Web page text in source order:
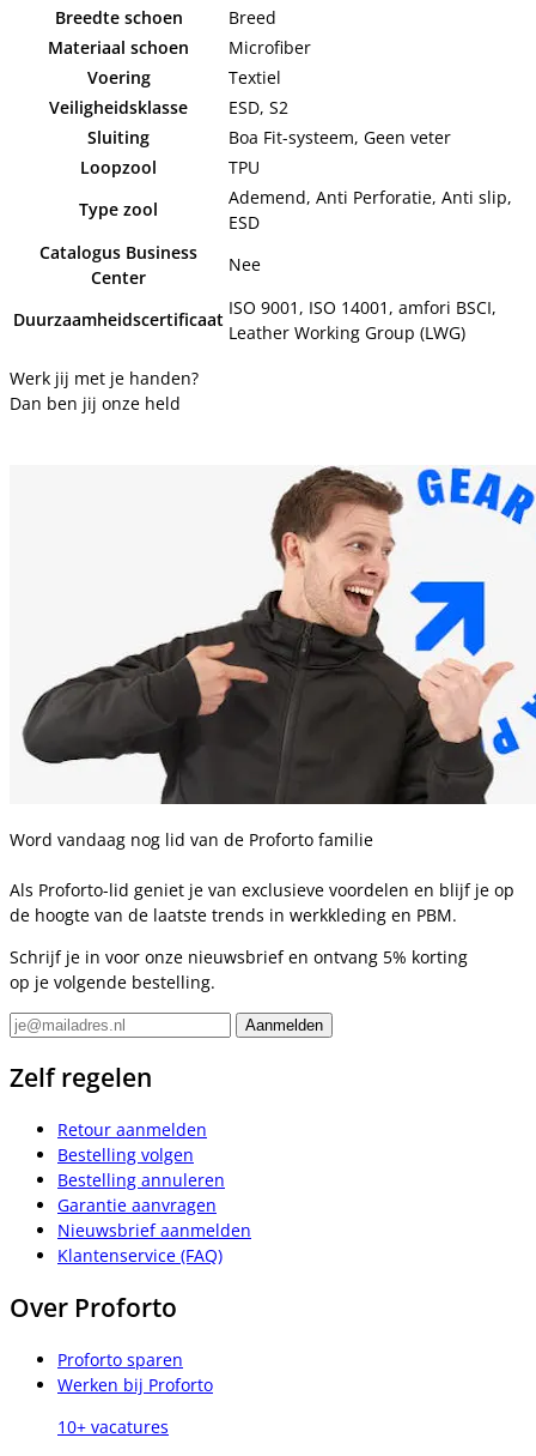
Breedte schoen
Breed
Materiaal schoen
Microfiber
Voering
Textiel
Veiligheidsklasse
ESD, S2
Sluiting
Boa Fit-systeem, Geen veter
Loopzool
TPU
Type zool
Ademend, Anti Perforatie, Anti slip,
ESD
Catalogus Business
Center
Nee
Duurzaamheidscertificaat
ISO 9001, ISO 14001, amfori BSCI,
Leather Working Group (LWG)
Werk jij met je handen?
Dan ben jij onze held
Word vandaag nog lid van de Proforto familie
Als Proforto-lid geniet je van exclusieve voordelen en blijf je op
de hoogte van de laatste trends in werkkleding en PBM.
Schrijf je in voor onze nieuwsbrief en ontvang 5% korting
op je volgende bestelling.
Zelf regelen
Retour aanmelden
Bestelling volgen
Bestelling annuleren
Garantie aanvragen
Nieuwsbrief aanmelden
Klantenservice (FAQ)
Over Proforto
Proforto sparen
Werken bij Proforto
10+ vacatures